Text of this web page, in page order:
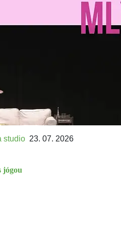
a inspirace 15. až 18.
na GOOUT -
Představ si čtyři dny
studio 23. 07. 2026
jógou